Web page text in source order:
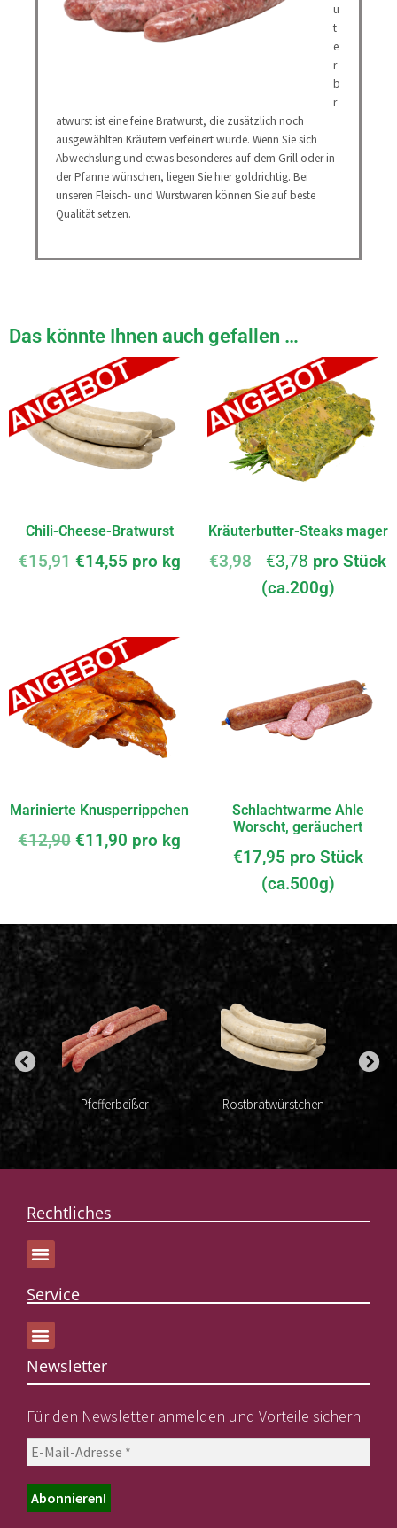
u
t
e
r
b
r
atwurst ist eine feine Bratwurst, die zusätzlich noch
ausgewählten Kräutern verfeinert wurde. Wenn Sie sich
Abwechslung und etwas besonderes auf dem Grill oder in
der Pfanne wünschen, liegen Sie hier goldrichtig. Bei
unseren Fleisch- und Wurstwaren können Sie auf beste
Qualität setzen.
Das könnte Ihnen auch gefallen …
Chili-Cheese-Bratwurst
€15,91 €14,55 pro kg
Kräuterbutter-Steaks mager
€3,98 €3,78 pro Stück
(ca.200g)
Marinierte Knusperrippchen
€12,90 €11,90 pro kg
Schlachtwarme Ahle
Worscht, geräuchert
€17,95 pro Stück
(ca.500g)
Pfefferbeißer Rostbratwürstchen
Rechtliches
Service
Newsletter
Für den Newsletter anmelden und Vorteile sichern